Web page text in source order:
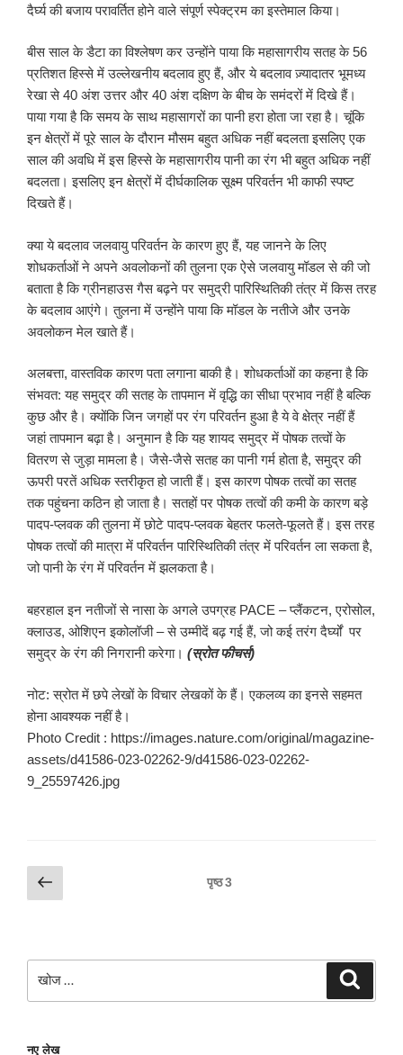
दैर्घ्य की बजाय परावर्तित होने वाले संपूर्ण स्पेक्ट्रम का इस्तेमाल किया।
बीस साल के डैटा का विश्लेषण कर उन्होंने पाया कि महासागरीय सतह के 56
प्रतिशत हिस्से में उल्लेखनीय बदलाव हुए हैं, और ये बदलाव ज़्यादातर भूमध्य
रेखा से 40 अंश उत्तर और 40 अंश दक्षिण के बीच के समंदरों में दिखे हैं।
पाया गया है कि समय के साथ महासागरों का पानी हरा होता जा रहा है। चूंकि
इन क्षेत्रों में पूरे साल के दौरान मौसम बहुत अधिक नहीं बदलता इसलिए एक
साल की अवधि में इस हिस्से के महासागरीय पानी का रंग भी बहुत अधिक नहीं
बदलता। इसलिए इन क्षेत्रों में दीर्घकालिक सूक्ष्म परिवर्तन भी काफी स्पष्ट
दिखते हैं।
क्या ये बदलाव जलवायु परिवर्तन के कारण हुए हैं, यह जानने के लिए
शोधकर्ताओं ने अपने अवलोकनों की तुलना एक ऐसे जलवायु मॉडल से की जो
बताता है कि ग्रीनहाउस गैस बढ़ने पर समुद्री पारिस्थितिकी तंत्र में किस तरह
के बदलाव आएंगे। तुलना में उन्होंने पाया कि मॉडल के नतीजे और उनके
अवलोकन मेल खाते हैं।
अलबत्ता, वास्तविक कारण पता लगाना बाकी है। शोधकर्ताओं का कहना है कि
संभवत: यह समुद्र की सतह के तापमान में वृद्धि का सीधा प्रभाव नहीं है बल्कि
कुछ और है। क्योंकि जिन जगहों पर रंग परिवर्तन हुआ है ये वे क्षेत्र नहीं हैं
जहां तापमान बढ़ा है। अनुमान है कि यह शायद समुद्र में पोषक तत्वों के
वितरण से जुड़ा मामला है। जैसे-जैसे सतह का पानी गर्म होता है, समुद्र की
ऊपरी परतें अधिक स्तरीकृत हो जाती हैं। इस कारण पोषक तत्वों का सतह
तक पहुंचना कठिन हो जाता है। सतहों पर पोषक तत्वों की कमी के कारण बड़े
पादप-प्लवक की तुलना में छोटे पादप-प्लवक बेहतर फलते-फूलते हैं। इस तरह
पोषक तत्वों की मात्रा में परिवर्तन पारिस्थितिकी तंत्र में परिवर्तन ला सकता है,
जो पानी के रंग में परिवर्तन में झलकता है।
बहरहाल इन नतीजों से नासा के अगले उपग्रह PACE – प्लैंकटन, एरोसोल,
क्लाउड, ओशिएन इकोलॉजी – से उम्मीदें बढ़ गई हैं, जो कई तरंग दैर्घ्यों पर
समुद्र के रंग की निगरानी करेगा। (स्रोत फीचर्स)
नोट: स्रोत में छपे लेखों के विचार लेखकों के हैं। एकलव्य का इनसे सहमत
होना आवश्यक नहीं है।
Photo Credit : https://images.nature.com/original/magazine-
assets/d41586-023-02262-9/d41586-023-02262-
9_25597426.jpg
Posts
pagination
पिछला
पृष्ठ
पृष्ठ3
खोजे
नए लेख